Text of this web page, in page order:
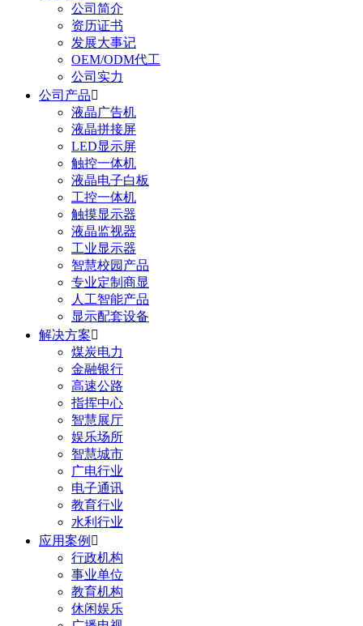
公司简介
资历证书
发展大事记
OEM/ODM代工
公司实力
公司产品
液晶广告机
液晶拼接屏
LED显示屏
触控一体机
液晶电子白板
工控一体机
触摸显示器
液晶监视器
工业显示器
智慧校园产品
专业定制商显
人工智能产品
显示配套设备
解决方案
煤炭电力
金融银行
高速公路
指挥中心
智慧展厅
娱乐场所
智慧城市
广电行业
电子通讯
教育行业
水利行业
应用案例 
行政机构
事业单位
教育机构
休闲娱乐